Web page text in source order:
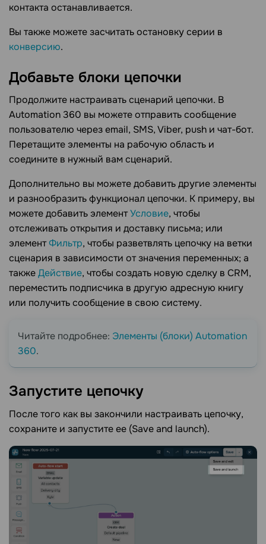
контакта останавливается.
Вы также можете засчитать остановку серии в
конверсию.
Добавьте блоки цепочки
Продолжите настраивать сценарий цепочки. В
Automation 360 вы можете отправить сообщение
пользователю через email, SMS, Viber, push и чат-бот.
Перетащите элементы на рабочую область и
соедините в нужный вам сценарий.
Дополнительно вы можете добавить другие элементы
и разнообразить функционал цепочки. К примеру, вы
можете добавить элементУсловие, чтобы
отслеживать открытия и доставку письма; или
элементФильтр, чтобы разветвлять цепочку на ветки
сценария в зависимости от значения переменных; а
такжеДействие, чтобы создать новую сделку в CRM,
переместить подписчика в другую адресную книгу
или получить сообщение в свою систему.
Читайте подробнее: Элементы (блоки) Automation
360.
Запустите цепочку
После того как вы закончили настраивать цепочку,
сохраните и запустите ее (Save and launch).